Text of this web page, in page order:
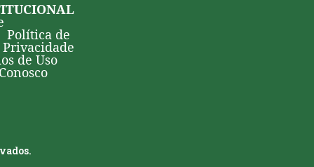
Política de
Privacidade
de Uso